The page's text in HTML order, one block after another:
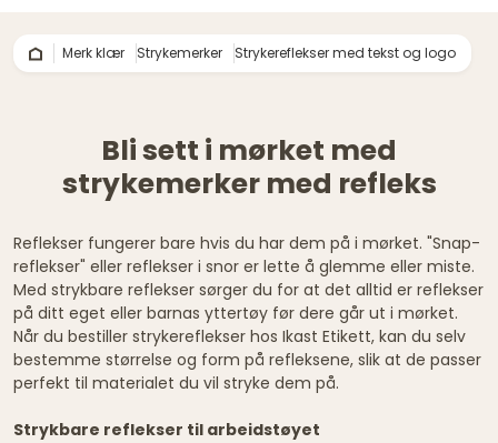
Merk klær Strykemerker Strykereflekser med tekst og logo
Bli sett i mørket med
strykemerker med refleks
Reflekser fungerer bare hvis du har dem på i mørket. "Snap-
reflekser" eller reflekser i snor er lette å glemme eller miste.
Med strykbare reflekser sørger du for at det alltid er reflekser
på ditt eget eller barnas yttertøy før dere går ut i mørket.
Når du bestiller strykereflekser hos Ikast Etikett, kan du selv
bestemme størrelse og form på refleksene, slik at de passer
perfekt til materialet du vil stryke dem på.
Strykbare reflekser til arbeidstøyet